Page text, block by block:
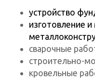
устройство
изготовление
сварочные
строительно-
кровельные